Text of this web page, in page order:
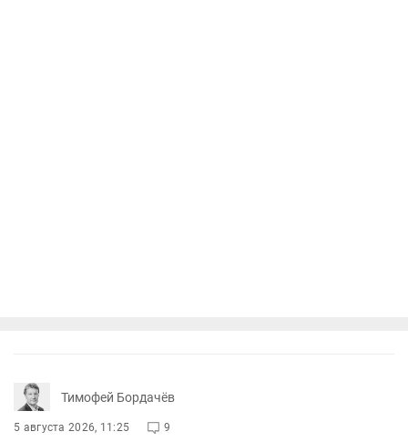
Тимофей Бордачёв
5 августа 2026, 11:25 9